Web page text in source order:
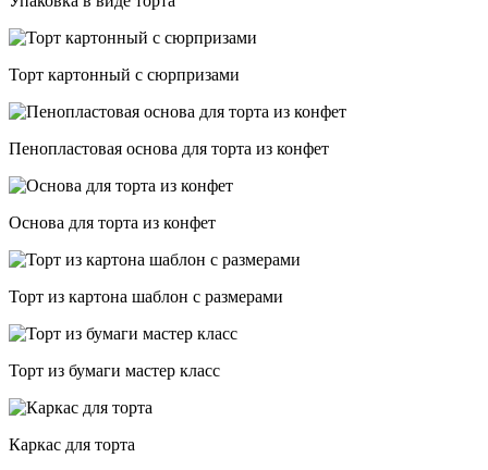
Торт картонный с сюрпризами
Пенопластовая основа для торта из конфет
Основа для торта из конфет
Торт из картона шаблон с размерами
Торт из бумаги мастер класс
Каркас для торта